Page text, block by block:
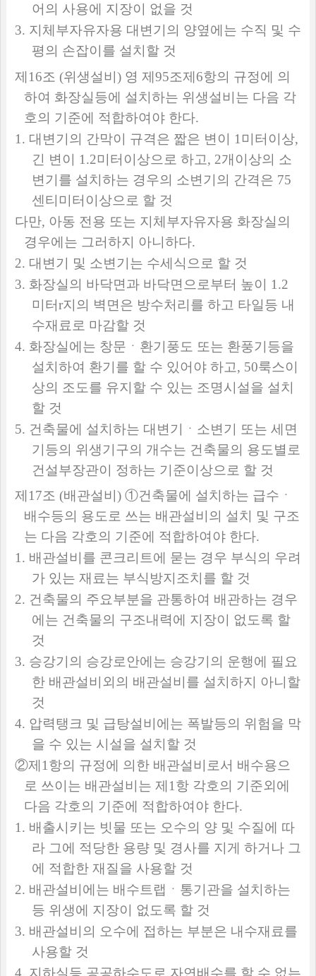
어의 사용에 지장이 없을 것
3. 지체부자유자용 대변기의 양옆에는 수직 및 수
평의 손잡이를 설치할 것
제16조 (위생설비) 영 제95조제6항의 규정에 의
하여 화장실등에 설치하는 위생설비는 다음 각
호의 기준에 적합하여야 한다.
1. 대변기의 간막이 규격은 짧은 변이 1 미터이상,
긴 변이 1.2미터이상으로 하고, 2개이상의 소
변기를 설치하는 경우의 소변기의 간격은 75
센티미터이상으로 할 것
다만, 아동 전용 또는 지체부자유자용 화장실의
경우에는 그러하지 아니하다.
2. 대변기 및 소변기는 수세식으로 할 것
3. 화장실의 바닥면과 바닥면으로부터 높이 1.2
미터r지의 벽면은 방수처리를 하고 타일등 내
수재료로 마감할 것
4. 화장실에는 창문ㆍ환기풍도 또는 환풍기등을
설치하여 환기를 할 수 있어야 하고, 50룩스이
상의 조도를 유지할 수 있는 조명시설을 설치
할 것
5. 건축물에 설치하는 대변기ㆍ소변기 또는 세면
기등의 위생기구의 개수는 건축물의 용도별로
건설부장관이 정하는 기준이상으로 할 것
제 17조 (배관설비 ) ①건축물에 설치하는 급수ㆍ
배수등의 용도로 쓰는 배관설비의 설치 및 구조
는 다음 각호의 기준에 적합하여야 한다.
1. 배관설비를 콘크리트에 묻는 경우 부식의 우려
가 있는 재료는 부식방지조치를 할 것
2. 건축물의 주요부분을 관통하여 배관하는 경우
에는 건축물의 구조내력에 지장이 없도록 할
것
3. 승강기의 승강로안에는 승강기의 운행에 필요
한 배관설비외의 배관설비를 설치하지 아니할
것
4. 압력탱크 및 급탕설비에는 폭발등의 위험을 막
을 수 있는 시설을 설치할 것
②제 1항의 규정에 의한 배관설비로서 배수용으
로 쓰이는 배관설비는 제 1항 각호의 기준외에
다음 각호의 기준에 적합하여야 한다.
1. 배출시키는 빗물 또는 오수의 양 및 수질에 따
라 그에 적당한 용량 및 경사를 지게 하거나 그
에 적합한 재질을 사용할 것
2. 배관설비에는 배수트랩ㆍ통기관을 설치하는
등 위생에 지장이 없도록 할 것
3. 배관설비의 오수에 접하는 부분은 내수재료를
사용할 것
4. 지하실등 공공하수도로 자연배수를 할 수 없는